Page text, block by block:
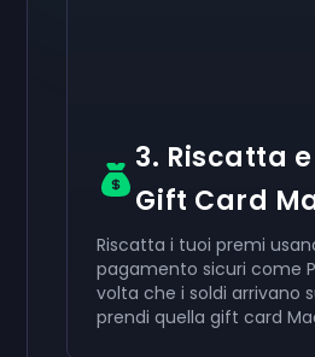
3. Riscatta
Gift Card
Riscatta i tuoi premi
pagamento sicuri come
volta che i soldi arrivano
prendi quella gift card